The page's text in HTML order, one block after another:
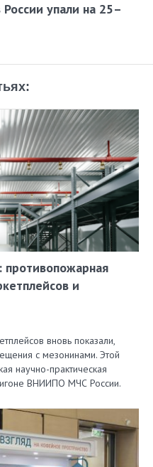
упали на 25–
и
вновь показали,
с мезонинами. Этой
научно-практическая
ВНИИПО МЧС России.